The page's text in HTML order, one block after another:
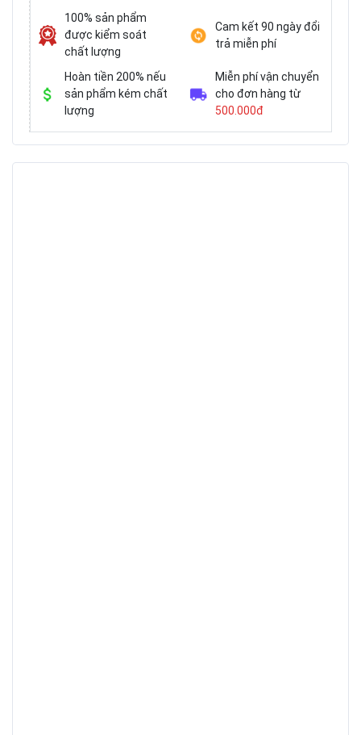
100% sản phẩm
được kiểm soát
chất lượng
Cam kết 90 ngày đổi
trả miễn phí
Hoàn tiền 200% nếu
sản phẩm kém chất
lượng
Miễn phí vận chuyển
cho đơn hàng từ
500.000đ